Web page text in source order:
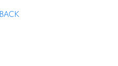
BACK